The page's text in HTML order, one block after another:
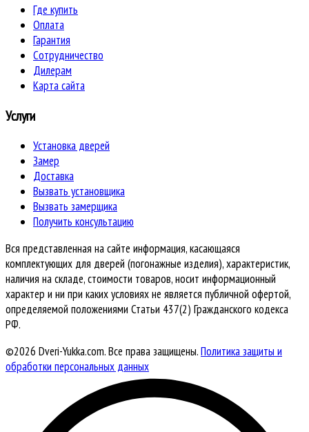
Где купить
Оплата
Гарантия
Сотрудничество
Дилерам
Карта сайта
Услуги
Установка дверей
Замер
Доставка
Вызвать установщика
Вызвать замерщика
Получить консультацию
Вся представленная на сайте информация, касающаяся
комплектующих для дверей (погонажные изделия), характеристик,
наличия на складе, стоимости товаров, носит информационный
характер и ни при каких условиях не является публичной офертой,
определяемой положениями Статьи 437(2) Гражданского кодекса
РФ.
©2026 Dveri-Yukka.com. Все права защищены.Политика защиты и
обработки персональных данных